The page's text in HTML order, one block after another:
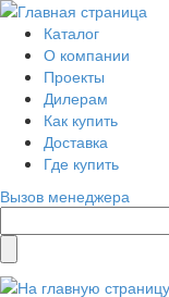
Каталог
О компании
Проекты
Дилерам
Как купить
Доставка
Где купить
Вызов менеджера